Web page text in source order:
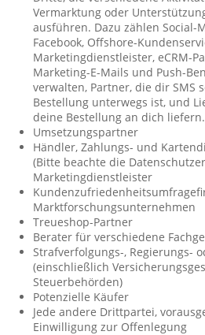
Vermarktung oder
ausführen. Dazu zählen Social-
Facebook, Offshore-
Marketingdienstleister, eCRM-
Marketing-E-Mails und Push-
verwalten, Partner, die dir SMS
Bestellung unterwegs ist, und
deine Bestellung an dich liefern.
Umsetzungspartner
Händler, Zahlungs- und
(Bitte beachte die
Marketingdienstleister
Marktforschungsunternehmen
Treueshop-Partner
Berater für verschiedene
Strafverfolgungs-, Regierungs-
(einschließlich
Steuerbehörden)
Potenzielle Käufer
Jede andere Drittpartei,
Einwilligung zur Offenlegung